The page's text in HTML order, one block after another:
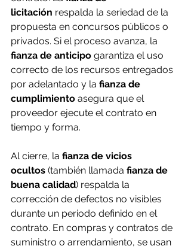
licitación respalda la seriedad de la
propuesta en concursos públicos o
privados. Si el proceso avanza, la
fianza de anticipo garantiza el uso
correcto de los recursos entregados
por adelantado y la fianza de
cumplimiento asegura que el
proveedor ejecute el contrato en
tiempo y forma.
Al cierre, la fianza de vicios
ocultos (también llamada fianza de
buena calidad) respalda la
corrección de defectos no visibles
durante un periodo definido en el
contrato. En compras y contratos de
suministro o arrendamiento, se usan